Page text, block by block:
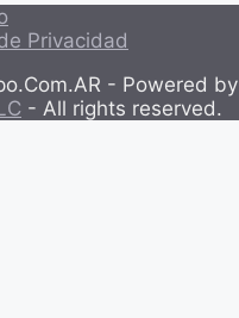
Privacidad
- Powered by
- All rights reserved.